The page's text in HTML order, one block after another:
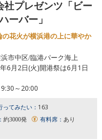
社プレゼンツ「ビー
ーバー」
花火が横浜港の上に華やか
市中区/臨港パーク海上
6月2日(火)開港祭は6月1日
～20:00
ってみたい： 163
約3000発 有料席： あり